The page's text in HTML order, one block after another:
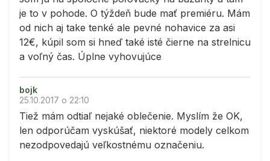
je to v pohode. O týždeň bude mať premiéru. Mám
od nich aj take tenké ale pevné nohavice za asi
12€, kúpil som si hneď také isté čierne na strelnicu
a voľný čas. Úplne vyhovujúce
bojk
25.10.2017 o 22:10
Tiež mám odtiaľ nejaké oblečenie. Myslím že OK,
len odporúčam vyskúšať, niektoré modely celkom
nezodpovedajú veľkostnému označeniu.